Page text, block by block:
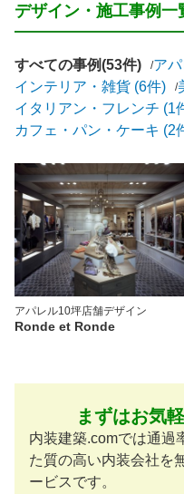
デザイン・施工事例一
すべての事例(53件)
ア
インテリア・雑貨 (6件)
イタリアン・フレンチ (1
カフェ・パン・ケーキ (2
アパレル10坪店舗デザイン
Ronde et Ronde
まずはお気
内装建築.comでは通過
た質の高い内装会社を
ービスです。